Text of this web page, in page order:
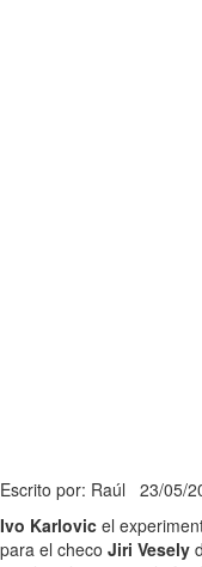
Escrito por: Raúl 23/05/
Ivo Karlovic el
para el checo Jiri Vesely